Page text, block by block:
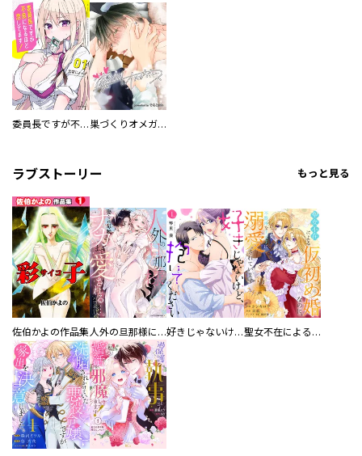
委員長ですが不良になるほど恋してます！ 巣づくりオメガバース
ラブストーリー もっと見る
佐伯かよの作品集 人外の旦那様に娶られ毎晩ナカまで愛される…。アンソロジー 好きじゃないけど、抱いてください【電子単行本版／特典おまけ付き】 聖女不在による仮初め婚なのに、不器用な王太子に溺愛されています【電子単行本版／特典おまけ付き】